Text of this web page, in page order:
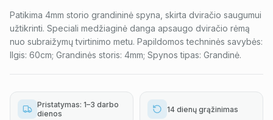
Patikima 4mm storio grandininė spyna, skirta dviračio saugumui
užtikrinti. Speciali medžiaginė danga apsaugo dviračio rėmą
nuo subraižymų tvirtinimo metu. Papildomos techninės savybės:
Ilgis: 60cm; Grandinės storis: 4mm; Spynos tipas: Grandinė.
Pristatymas: 1–3 darbo
dienos
14 dienų grąžinimas